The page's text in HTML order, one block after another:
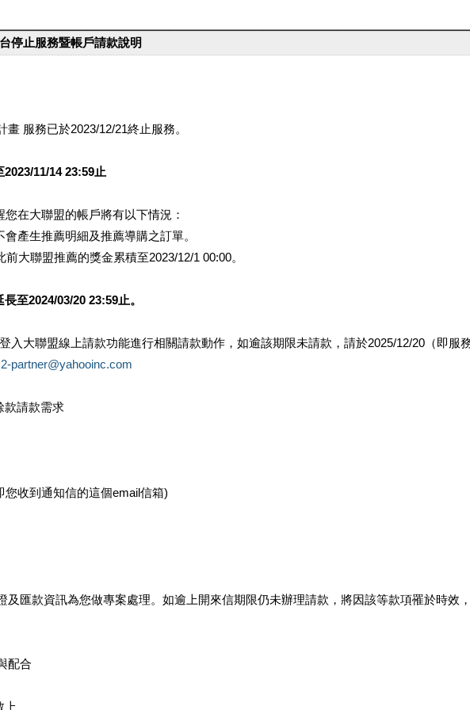
停止服務暨帳戶請款說明
服務已於2023/12/21終止服務。
11/14 23:59止
在大聯盟的帳戶將有以下情況：
產生推薦明細及推薦導購之訂單。
大聯盟推薦的獎金累積至2023/12/1 00:00。
至2024/03/20 23:59止。
入大聯盟線上請款功能進行相關請款動作，如逾該期限未請款，請於2025/12/20（即服
partner@yahooinc.com
款請款需求
您收到通知信的這個email信箱)
及匯款資訊為您做專案處理。如逾上開來信期限仍未辦理請款，將因該等款項罹於時效
配合
上